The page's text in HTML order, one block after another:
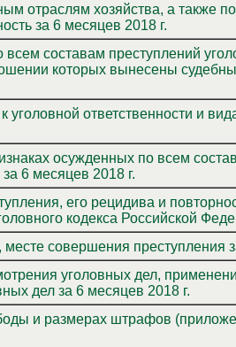
по лицам, осуществляющим
за 6 месяцев 2018 г.
составам преступлений
которых вынесены
уголовной ответственности и
осужденных по всем
6 месяцев 2018 г.
его рецидива и
кодекса Российской
совершения преступления
уголовных дел,
дел за 6 месяцев 2018 г.